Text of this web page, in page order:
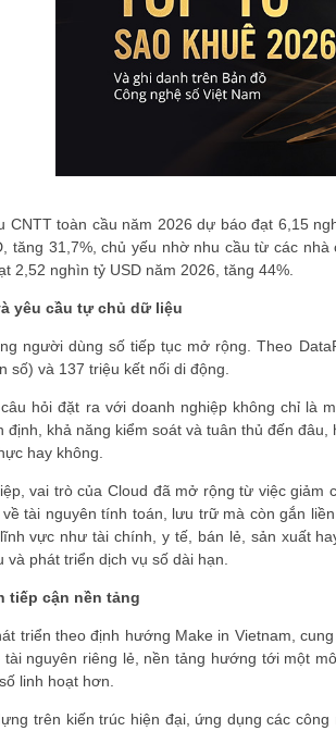
CNTT toàn cầu năm 2026 dự báo đạt 6,15
tăng 31,7%, chủ yếu nhờ nhu cầu từ các
2,52 nghìn tỷ USD năm 2026, tăng 44%.
yêu cầu tự chủ dữ liệu
người dùng số tiếp tục mở rộng. Theo
số) và 137 triệu kết nối di động.
hỏi đặt ra với doanh nghiệp không chỉ
định, khả năng kiểm soát và tuân thủ đến
hay không.
vai trò của Cloud đã mở rộng từ việc
tài nguyên tính toán, lưu trữ mà còn gắn
vực như tài chính, y tế, bán lẻ, sản xuất
phát triển dịch vụ số dài hạn.
tiếp cận nền tảng
triển theo định hướng Make in Vietnam,
nguyên riêng lẻ, nền tảng hướng tới một
linh hoạt hơn.
trên kiến trúc hiện đại, ứng dụng các